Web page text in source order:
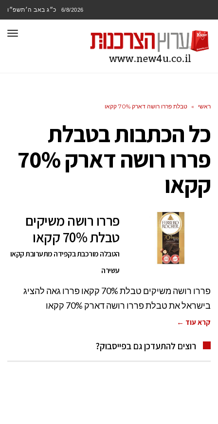
6/8/2026 כ״ג באב ה׳תשפ״ו
ראשי » טבלת פררו רושה דארק 70% קקאו
כל הכתבות בטבלת
פררו רושה דארק 70%
קקאו
פררו רושה משיקים
טבלת 70% קקאו
הטבלה מורכבת בקפידה מתערובת קקאו
עשירה
פררו רושה משיקים טבלת 70% קקאו פררו גאה להציג
בישראל את טבלת פררו רושה דארק 70% קקאו
קרא עוד ←
רוצים להתעדכן גם בפייסבוק?